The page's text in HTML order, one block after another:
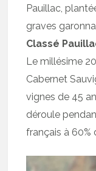
Pauillac,
graves
Classé
Le millésime
Cabernet
vignes de 45
déroule
français à 60%